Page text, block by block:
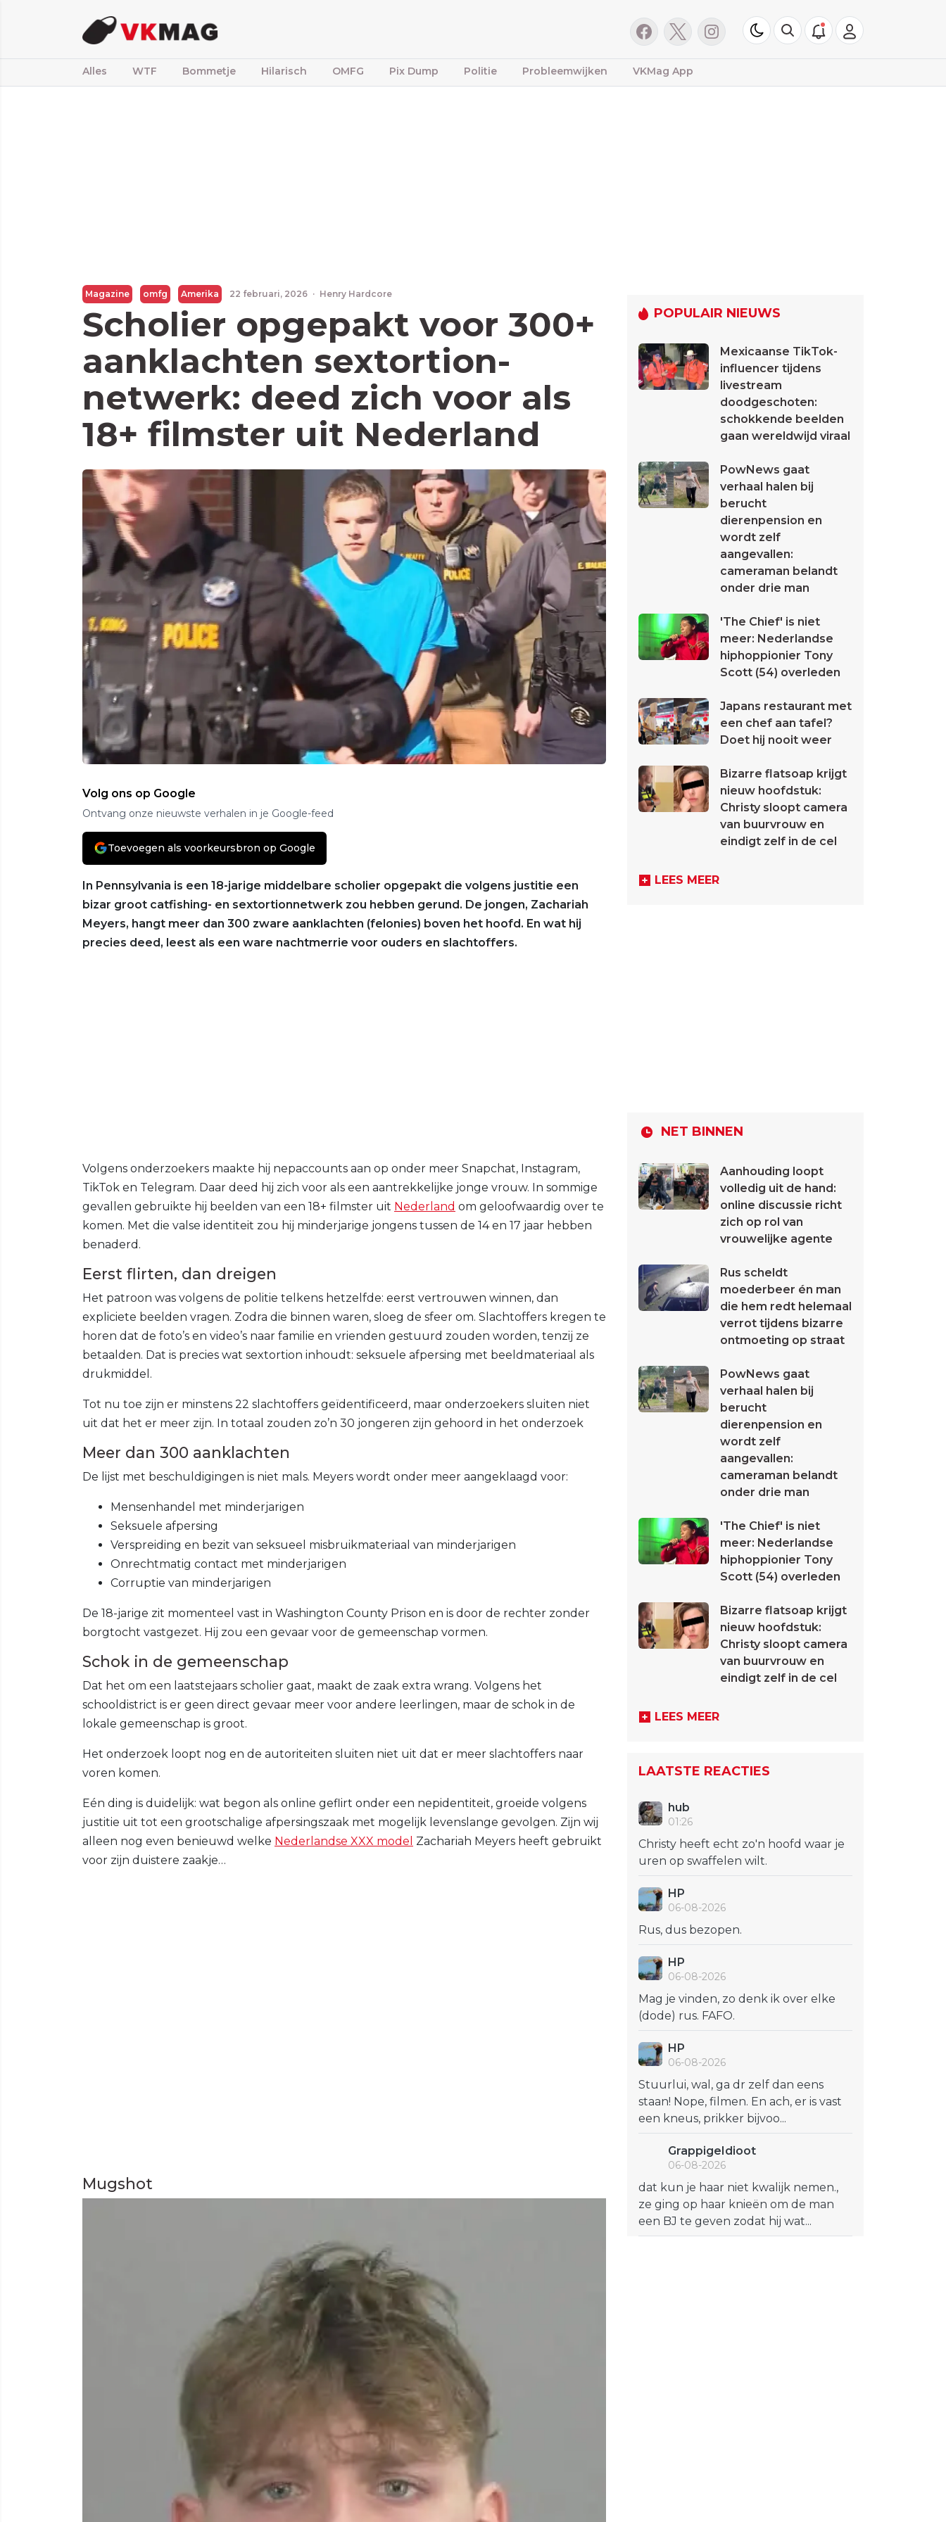
Alles WTF Bommetje Hilarisch OMFG Pix Dump Politie Probleemwijken VKMag App
Magazine omfg Amerika 22 februari, 2026 · Henry Hardcore
Scholier opgepakt voor 300+
aanklachten sextortion-
netwerk: deed zich voor als
18+ filmster uit Nederland
Volg ons op Google
Ontvang onze nieuwste verhalen in je Google-feed
Toevoegen als voorkeursbron op Google
In Pennsylvania is een 18-jarige middelbare scholier opgepakt die volgens justitie een
bizar groot catfishing- en sextortionnetwerk zou hebben gerund. De jongen, Zachariah
Meyers, hangt meer dan 300 zware aanklachten (felonies) boven het hoofd. En wat hij
precies deed, leest als een ware nachtmerrie voor ouders en slachtoffers.
Volgens onderzoekers maakte hij nepaccounts aan op onder meer Snapchat, Instagram,
TikTok en Telegram. Daar deed hij zich voor als een aantrekkelijke jonge vrouw. In sommige
gevallen gebruikte hij beelden van een 18+ filmster uit Nederland om geloofwaardig over te
komen. Met die valse identiteit zou hij minderjarige jongens tussen de 14 en 17 jaar hebben
benaderd.
Eerst flirten, dan dreigen
Het patroon was volgens de politie telkens hetzelfde: eerst vertrouwen winnen, dan
expliciete beelden vragen. Zodra die binnen waren, sloeg de sfeer om. Slachtoffers kregen te
horen dat de foto’s en video’s naar familie en vrienden gestuurd zouden worden, tenzij ze
betaalden. Dat is precies wat sextortion inhoudt: seksuele afpersing met beeldmateriaal als
drukmiddel.
Tot nu toe zijn er minstens 22 slachtoffers geïdentificeerd, maar onderzoekers sluiten niet
uit dat het er meer zijn. In totaal zouden zo’n 30 jongeren zijn gehoord in het onderzoek
Meer dan 300 aanklachten
De lijst met beschuldigingen is niet mals. Meyers wordt onder meer aangeklaagd voor:
Mensenhandel met minderjarigen
Seksuele afpersing
Verspreiding en bezit van seksueel misbruikmateriaal van minderjarigen
Onrechtmatig contact met minderjarigen
Corruptie van minderjarigen
De 18-jarige zit momenteel vast in Washington County Prison en is door de rechter zonder
borgtocht vastgezet. Hij zou een gevaar voor de gemeenschap vormen.
Schok in de gemeenschap
Dat het om een laatstejaars scholier gaat, maakt de zaak extra wrang. Volgens het
schooldistrict is er geen direct gevaar meer voor andere leerlingen, maar de schok in de
lokale gemeenschap is groot.
Het onderzoek loopt nog en de autoriteiten sluiten niet uit dat er meer slachtoffers naar
voren komen.
Eén ding is duidelijk: wat begon als online geflirt onder een nepidentiteit, groeide volgens
justitie uit tot een grootschalige afpersingszaak met mogelijk levenslange gevolgen. Zijn wij
alleen nog even benieuwd welke Nederlandse XXX model Zachariah Meyers heeft gebruikt
voor zijn duistere zaakje…
Mugshot
POPULAIR NIEUWS
Mexicaanse TikTok-
influencer tijdens
livestream
doodgeschoten:
schokkende beelden
gaan wereldwijd viraal
PowNews gaat
verhaal halen bij
berucht
dierenpension en
wordt zelf
aangevallen:
cameraman belandt
onder drie man
'The Chief' is niet
meer: Nederlandse
hiphoppionier Tony
Scott (54) overleden
Japans restaurant met
een chef aan tafel?
Doet hij nooit weer
Bizarre flatsoap krijgt
nieuw hoofdstuk:
Christy sloopt camera
van buurvrouw en
eindigt zelf in de cel
LEES MEER
NET BINNEN
Aanhouding loopt
volledig uit de hand:
online discussie richt
zich op rol van
vrouwelijke agente
Rus scheldt
moederbeer én man
die hem redt helemaal
verrot tijdens bizarre
ontmoeting op straat
PowNews gaat
verhaal halen bij
berucht
dierenpension en
wordt zelf
aangevallen:
cameraman belandt
onder drie man
'The Chief' is niet
meer: Nederlandse
hiphoppionier Tony
Scott (54) overleden
Bizarre flatsoap krijgt
nieuw hoofdstuk:
Christy sloopt camera
van buurvrouw en
eindigt zelf in de cel
LEES MEER
LAATSTE REACTIES
hub
01:26
Christy heeft echt zo'n hoofd waar je
uren op swaffelen wilt.
HP
06-08-2026
Rus, dus bezopen.
HP
06-08-2026
Mag je vinden, zo denk ik over elke
(dode) rus. FAFO.
HP
06-08-2026
Stuurlui, wal, ga dr zelf dan eens
staan! Nope, filmen. En ach, er is vast
een kneus, prikker bijvoo...
GrappigeIdioot
06-08-2026
dat kun je haar niet kwalijk nemen.,
ze ging op haar knieën om de man
een BJ te geven zodat hij wat...